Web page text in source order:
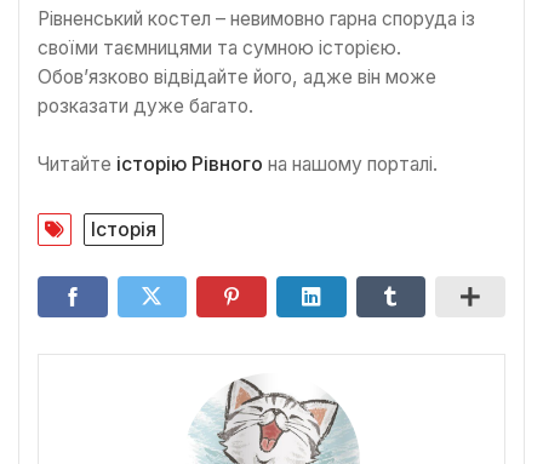
Рівненський костел – невимовно гарна споруда із
своїми таємницями та сумною історією.
Обов’язково відвідайте його, адже він може
розказати дуже багато.
Читайте історію Рівного на нашому порталі.
Історія